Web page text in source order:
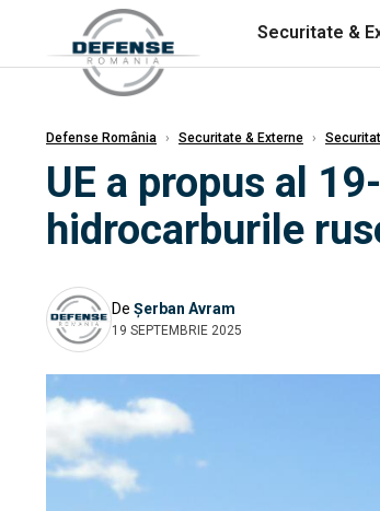
Securitate &
Defense România › Securitate & Externe ›
UE a propus al
hidrocarburile
De Șerban Avram
19 SEPTEMBRIE 2025